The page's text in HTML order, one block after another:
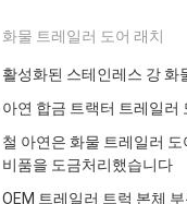
화물 트레일러 도어 래치
활성화된 스테인레스 강 화
아연 합금 트랙터 트레일러
철 아연은 화물 트레일러
비품을 도금처리했습니다
OEM 트레일러 트럭 본체